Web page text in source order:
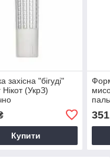
захісна "бігуді"
(УкрЗ)
Купити
351